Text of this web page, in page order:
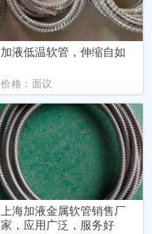
加液低温软管，伸缩自如
价格：面议
上海加液金属软管销售厂
家，应用广泛，服务好